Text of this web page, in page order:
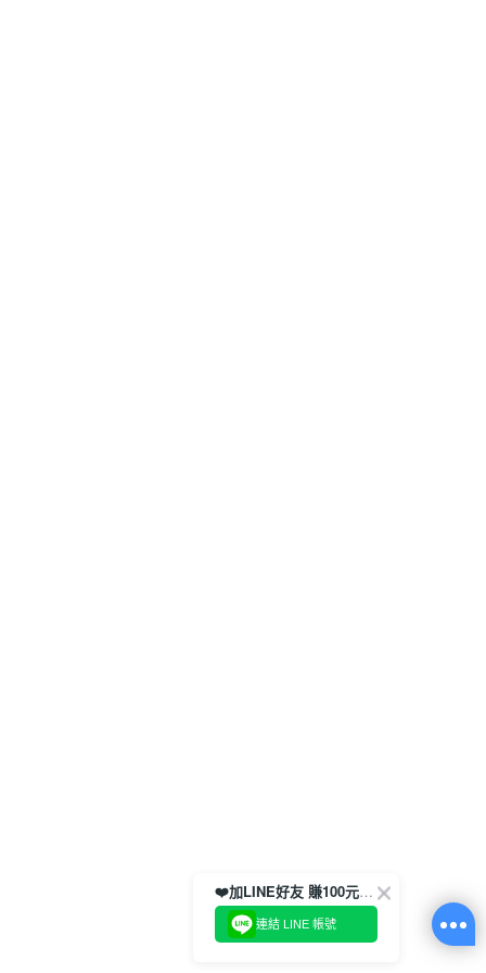
❤️加LINE好友 賺100元券！
連結 LINE 帳號